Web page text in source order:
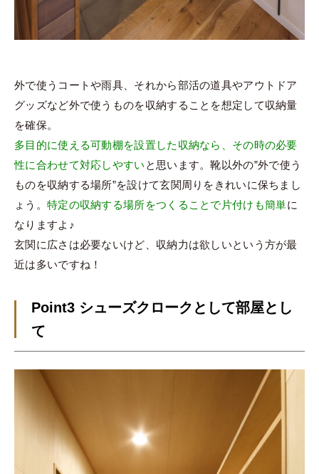
外で使うコートや雨具、それから部活の道具やアウトドア
グッズなど外で使うものを収納することを想定して収納量
を確保。
多目的に使える可動棚を設置した収納なら、その時の必要
性に合わせて対応しやすい と思います。靴以外の”外で使う
ものを収納する場所”を設けて玄関周りをきれいに保ちまし
ょう。 特定の収納する場所をつくることで片付けも簡単に
なりますよ♪
玄関に広さは必要ないけど、収納力は欲しいという方が最
近は多いですね！
Point3 シューズクロークとして部屋とし
て